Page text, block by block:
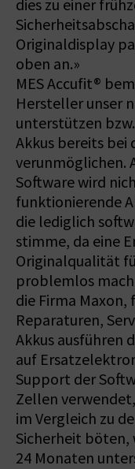
dies zu einer
Originaldisplay
oben an.»
MES Accufit®
Hersteller unser
unterstützen
Akkus bereits bei
verunmöglichen.
Software wird
funktionierende
die lediglich
stimme, da eine
Originalqualität
problemlos
die Firma Maxon,
Reparaturen,
Akkus ausführen
auf
Support der
Zellen
im Vergleich zu
Sicherheit böten,
24 Monaten